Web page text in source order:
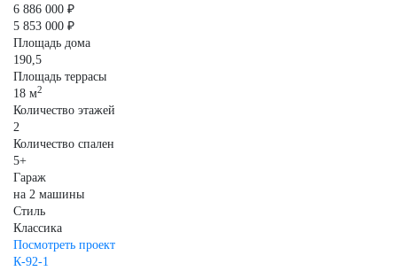
6 886 000 ₽
5 853 000 ₽
Площадь дома
190,5
Площадь террасы
18 м2
Количество этажей
2
Количество спален
5+
Гараж
на 2 машины
Стиль
Классика
Посмотреть проект
К-92-1